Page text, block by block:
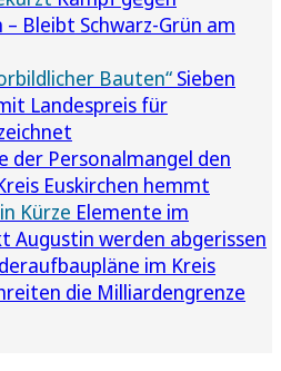
Bleibt Schwarz-Grün am
Bauten“ Sieben
Landespreis für
der Personalmangel den
Euskirchen hemmt
Kürze Elemente im
Augustin werden abgerissen
im Kreis
die Milliardengrenze